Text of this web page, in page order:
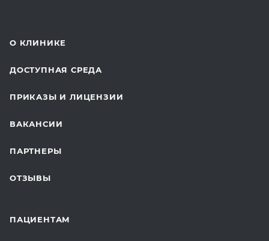
ЛАБОРАТОРНЫЕ ИССЛЕДОВАНИЯ
О КЛИНИКЕ
ДОСТУПНАЯ СРЕДА
ПРИКАЗЫ И ЛИЦЕНЗИИ
ВАКАНСИИ
ПАРТНЕРЫ
ОТЗЫВЫ
ПАЦИЕНТАМ